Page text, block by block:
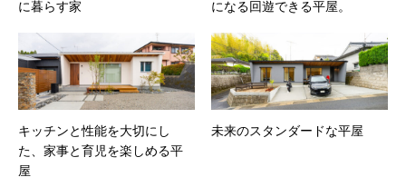
に暮らす家 になる回遊できる平屋。
キッチンと性能を大切にし
た、家事と育児を楽しめる平
屋
未来のスタンダードな平屋